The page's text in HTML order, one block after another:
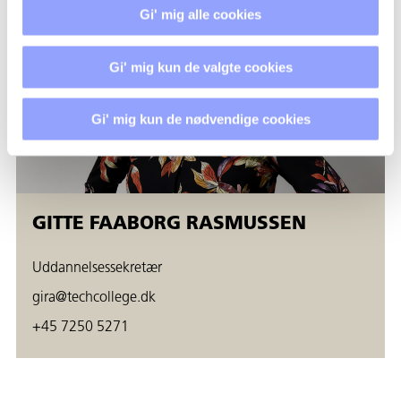
Gi' mig alle cookies
Gi' mig kun de valgte cookies
Gi' mig kun de nødvendige cookies
Prisen er eksklusive moms.
Kurset gennemføres ved minimum 8 deltagere (maksimum
Bemærk, at kurset ikke er et AMU-kursus, hvorfor der ikke
kan søges VEU-godtgørelse eller anden refusion.
Spørgsmål og mere information
Har du spørgsmål til kurset, kontakt da gerne
eller e-mailbbm@techcollege.dk
GITTE FAABORG RASMUSSEN
Uddannelsessekretær
gira@techcollege.dk
+45 7250 5271